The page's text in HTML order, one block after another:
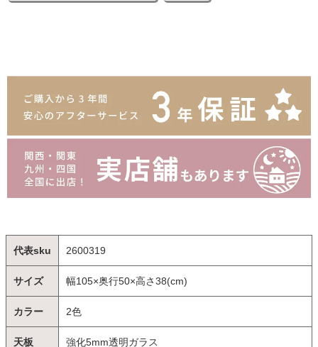
代表sku 2600319
サイズ 幅105×奥行50×高さ38(cm)
カラー 2色
天板 強化5mm透明ガラス